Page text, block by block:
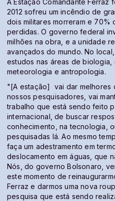
A Estação Comandante Ferraz
2012 sofreu um incêndio de
dois militares morreram e 70%
perdidas. O governo federal
milhões na obra, e a unidade
avançados do mundo. No
estudos nas áreas de biologia,
meteorologia e antropologia.
"[A estação] vai dar melhores
nossos pesquisadores, vai
trabalho que está sendo feito
internacional, de buscar
conhecimento, na tecnologia,
pesquisadas lá. Ao mesmo
faça um adestramento em
deslocamento em águas, que
Nós, do governo Bolsonaro,
este momento de
Ferraz e darmos uma nova
pesquisa que está sendo